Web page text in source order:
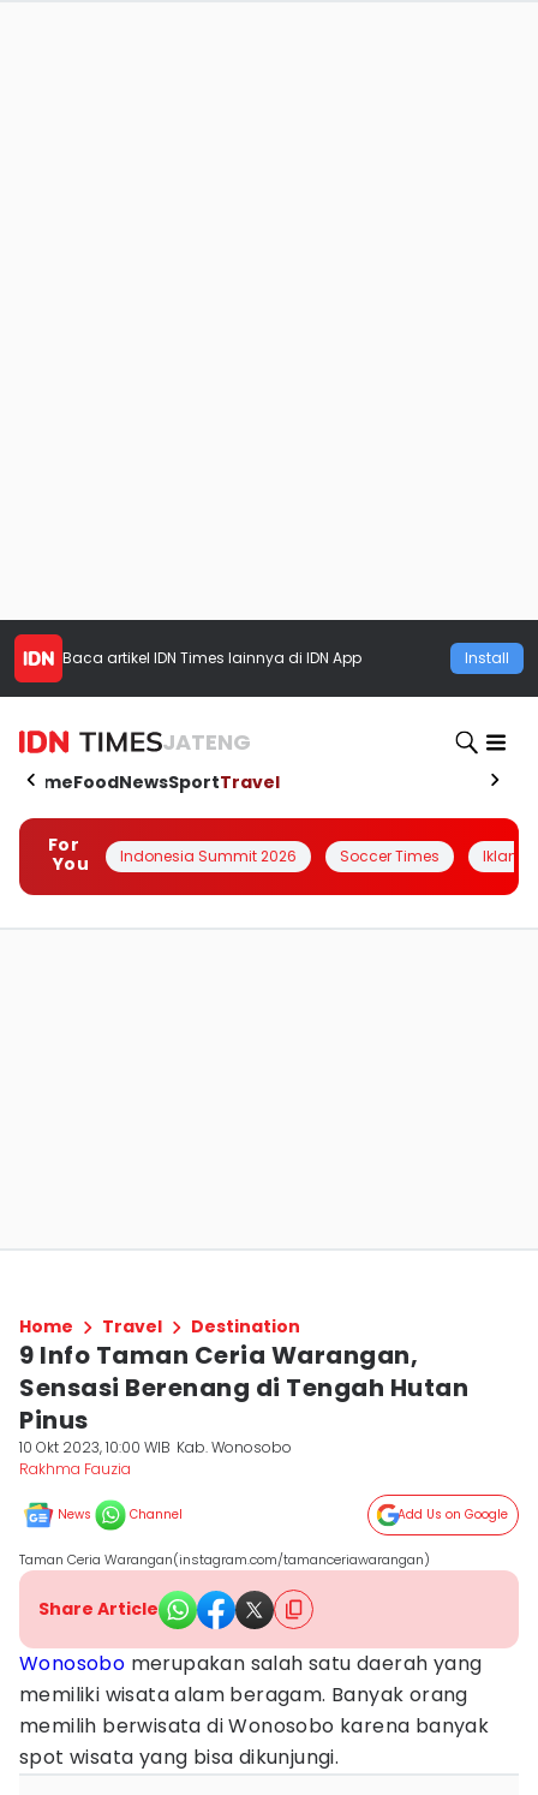
Baca artikel IDN Times lainnya di IDN App Install
JATENG
HomeFoodNewsSportTravel
For
You
Indonesia Summit 2026 Soccer Times Iklanin
Home Travel Destination
9 Info Taman Ceria Warangan,
Sensasi Berenang di Tengah Hutan
Pinus
10 Okt 2023, 10:00 WIB Kab. Wonosobo
Rakhma Fauzia
News Channel Add Us on Google
Taman Ceria Warangan(instagram.com/tamanceriawarangan)
Share Article
Wonosobo merupakan salah satu daerah yang
memiliki wisata alam beragam. Banyak orang
memilih berwisata di Wonosobo karena banyak
spot wisata yang bisa dikunjungi.